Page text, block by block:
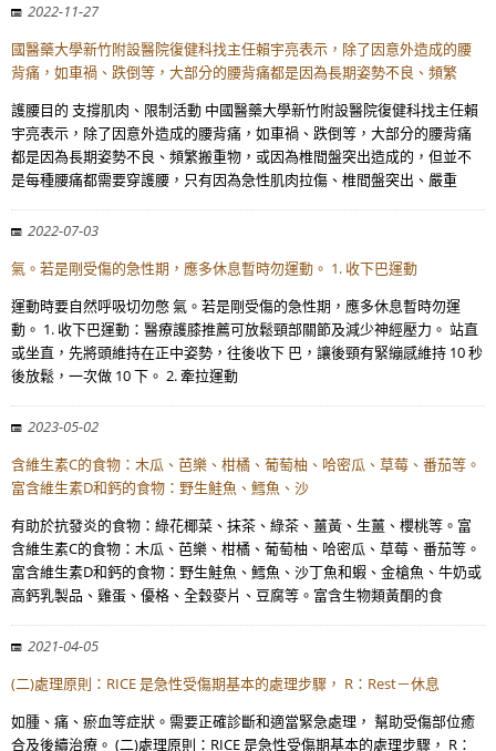
2022-11-27
國醫藥大學新竹附設醫院復健科找主任賴宇亮表示，除了因意外造成的腰
背痛，如車禍、跌倒等，大部分的腰背痛都是因為長期姿勢不良、頻繁
護腰目的 支撐肌肉、限制活動 中國醫藥大學新竹附設醫院復健科找主任賴
宇亮表示，除了因意外造成的腰背痛，如車禍、跌倒等，大部分的腰背痛
都是因為長期姿勢不良、頻繁搬重物，或因為椎間盤突出造成的，但並不
是每種腰痛都需要穿護腰，只有因為急性肌肉拉傷、椎間盤突出、嚴重
2022-07-03
氣。若是剛受傷的急性期，應多休息暫時勿運動。 1. 收下巴運動
運動時要自然呼吸切勿憋 氣。若是剛受傷的急性期，應多休息暫時勿運
動。 1. 收下巴運動：醫療護膝推薦可放鬆頸部關節及減少神經壓力。 站直
或坐直，先將頭維持在正中姿勢，往後收下 巴，讓後頸有緊繃感維持 10 秒
後放鬆，一次做 10 下。 2. 牽拉運動
2023-05-02
含維生素C的食物：木瓜、芭樂、柑橘、葡萄柚、哈密瓜、草莓、番茄等。
富含維生素D和鈣的食物：野生鮭魚、鱈魚、沙
有助於抗發炎的食物：綠花椰菜、抹茶、綠茶、薑黃、生薑、櫻桃等。富
含維生素C的食物：木瓜、芭樂、柑橘、葡萄柚、哈密瓜、草莓、番茄等。
富含維生素D和鈣的食物：野生鮭魚、鱈魚、沙丁魚和蝦、金槍魚、牛奶或
高鈣乳製品、雞蛋、優格、全穀麥片、豆腐等。富含生物類黃酮的食
2021-04-05
(二)處理原則：RICE 是急性受傷期基本的處理步驟， R：Rest－休息
如腫、痛、瘀血等症狀。需要正確診斷和適當緊急處理， 幫助受傷部位癒
合及後續治療。 (二)處理原則：RICE 是急性受傷期基本的處理步驟， R：